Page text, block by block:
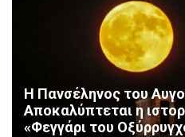
Η Πανσέληνος του
Αποκαλύπτεται η
«Φεγγάρι του